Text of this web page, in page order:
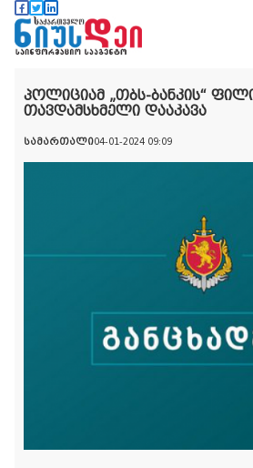
პოლიციამ „თბს-ბანკის“
თავდამსხმელი დააკავა
სამართალი04-01-2024 09:09